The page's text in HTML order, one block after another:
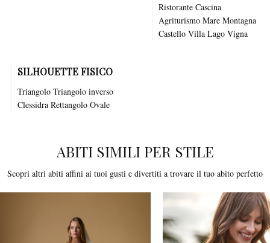
Ristorante Cascina
Agriturismo Mare Montagna
Castello Villa Lago Vigna
SILHOUETTE FISICO
Triangolo Triangolo inverso
Clessidra Rettangolo Ovale
ABITI SIMILI PER STILE
Scopri altri abiti affini ai tuoi gusti e divertiti a trovare il tuo abito perfetto